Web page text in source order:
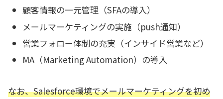
顧客情報の一元管理（SFAの導入）
メールマーケティングの実施（push通知）
営業フォロー体制の充実（インサイド営業など）
MA（Marketing Automation）の導入
なお、Salesforce環境でメールマーケティングを初め